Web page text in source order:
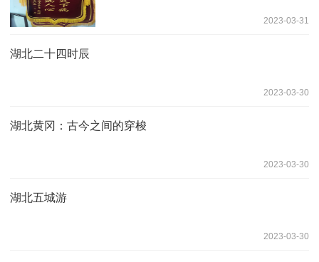
2023-03-31
湖北二十四时辰
2023-03-30
湖北黄冈：古今之间的穿梭
2023-03-30
湖北五城游
2023-03-30